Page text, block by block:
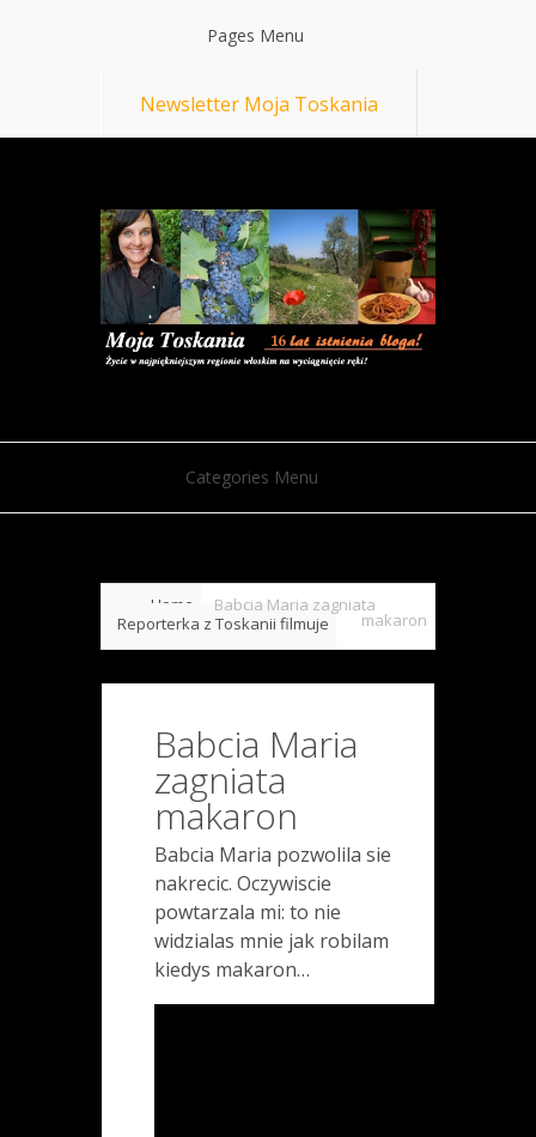
Pages Menu
Newsletter Moja Toskania
Categories Menu
Home
Reporterka z Toskanii filmuje
Babcia Maria zagniata
makaron
Babcia Maria
zagniata
makaron
Babcia Maria pozwolila sie
nakrecic. Oczywiscie
powtarzala mi: to nie
widzialas mnie jak robilam
kiedys makaron…